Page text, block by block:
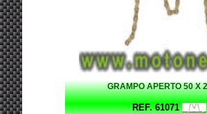
GRAMPO APERTO 50 X
REF. 61071